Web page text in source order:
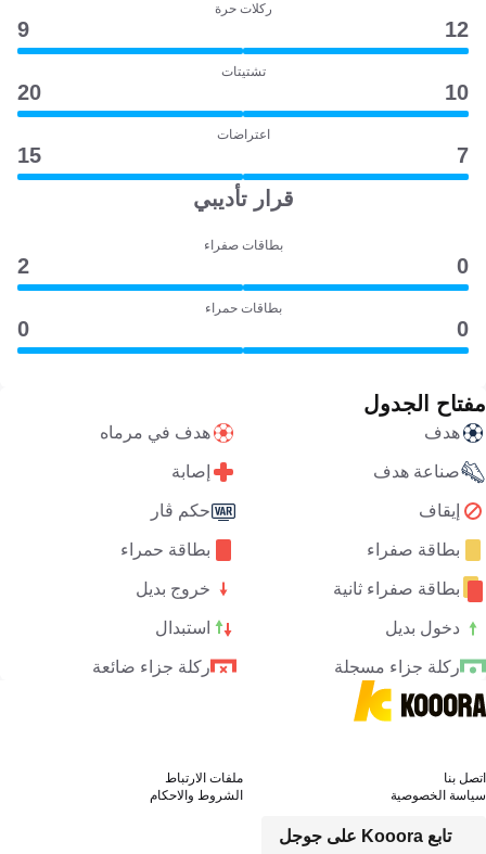
ركلات حرة
12
9
تشتيتات
10
20
اعتراضات
7
15
قرار تأديبي
بطاقات صفراء
0
2
بطاقات حمراء
0
0
مفتاح الجدول
هدف هدف في مرماه
صناعة هدف إصابة
إيقاف حكم ڤار
بطاقة صفراء بطاقة حمراء
بطاقة صفراء ثانية خروج بديل
دخول بديل استبدال
ركلة جزاء مسجلة ركلة جزاء ضائعة
تابع Kooora على جوجل
اتصل بنا
ملفات الارتباط
سياسة الخصوصية
الشروط والاحكام